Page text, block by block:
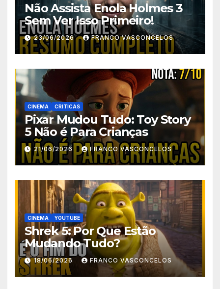
Não Assista Enola Holmes 3
Sem Ver Isso Primeiro!
23/06/2026 FRANCO VASCONCELOS
CINEMA CRITICAS
Pixar Mudou Tudo: Toy Story
5 Não é Para Crianças
21/06/2026 FRANCO VASCONCELOS
CINEMA YOUTUBE
Shrek 5: Por Que Estão
Mudando Tudo?
18/06/2026 FRANCO VASCONCELOS